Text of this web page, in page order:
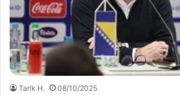
Tarik H. 08/10/2025